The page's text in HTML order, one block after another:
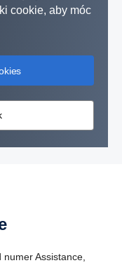
cookie, aby móc
Assistance,